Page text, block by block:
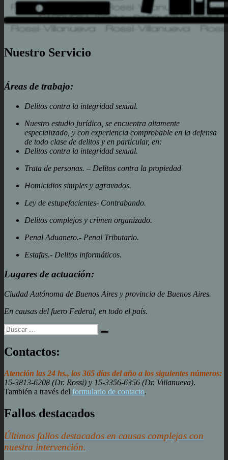
Nuestro Servicio
Áreas de trabajo:
Delitos contra la integridad sexual.
Nuestro estudio jurídico, se encuentra altamente
especializado, y con experiencia comprobable en la defensa
de todo clase de delitos y en particular, en:
Delitos contra la integridad sexual.
Trata de personas. – Delitos contra la propiedad
Homicidios simples y agravados.
Ley de estupefacientes- Contrabando.
Delitos complejos y crimen organizado.
Penal Aduanero.- Penal Tributario.
Estafas.- Delitos informáticos.
Lugares de actuación:
Ciudad Autónoma de Buenos Aires y provincia de Buenos Aires.
En causas del fuero Federal, en todo el país.
Buscar
por:
Buscar
Contactos:
Atención las 24 hs., los 365 días del año a los siguientes números:
15-3813-6208 (Dr. Rossi) y 15-3356-6356 (Dr. Villanueva).
También a través del formulario de contacto.
Fallos destacados
Últimos fallos destacados en causas complejas con
nuestra intervención.